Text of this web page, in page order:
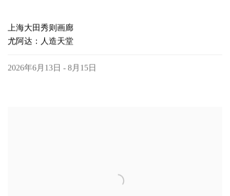
上海大田秀则画廊
尤阿达：人造天堂
2026年6月13日 - 8月15日